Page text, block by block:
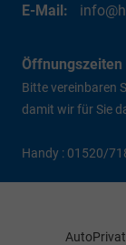
E-Mail:
Öffnungszeiten
Bitte vereinbaren
damit wir für Sie
Handy : 01520/
AutoPrivat